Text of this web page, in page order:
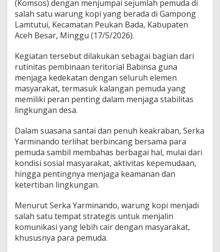
r
u
n
g
K
p
,
P
e
r
a
t
S
i
l
a
u
a
h
m
d
(Komsos) dengan menjumpai sejumlah pemuda di
salah satu warung kopi yang berada di Gampong
Lamtutui, Kecamatan Peukan Bada, Kabupaten
Aceh Besar, Minggu (17/5/2026).
Kegiatan tersebut dilakukan sebagai bagian dari
rutinitas pembinaan teritorial Babinsa guna
menjaga kedekatan dengan seluruh elemen
masyarakat, termasuk kalangan pemuda yang
memiliki peran penting dalam menjaga stabilitas
lingkungan desa.
Dalam suasana santai dan penuh keakraban, Serka
Yarminando terlihat berbincang bersama para
pemuda sambil membahas berbagai hal, mulai dari
kondisi sosial masyarakat, aktivitas kepemudaan,
hingga pentingnya menjaga keamanan dan
ketertiban lingkungan.
Menurut Serka Yarminando, warung kopi menjadi
salah satu tempat strategis untuk menjalin
komunikasi yang lebih cair dengan masyarakat,
khususnya para pemuda.